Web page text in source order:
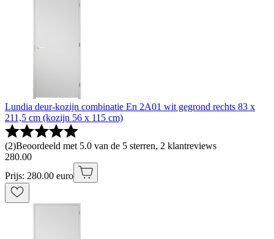
Lundia deur-kozijn combinatie En 2A01 wit gegrond rechts 83 x
211,5 cm (kozijn 56 x 115 cm)
(2)Beoordeeld met 5.0 van de 5 sterren, 2 klantreviews
280.00
Prijs: 280.00 euro